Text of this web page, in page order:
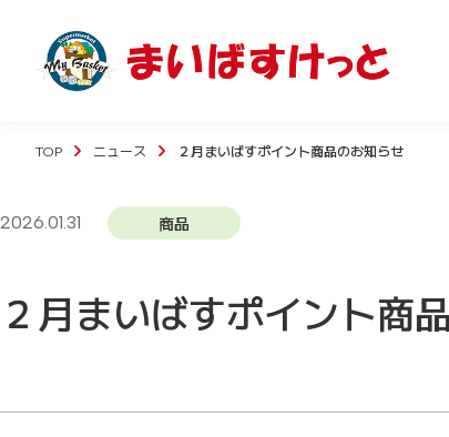
TOP ニュース ２月まいばすポイント商品のお知らせ
2026.01.31 商品
２月まいばすポイント商